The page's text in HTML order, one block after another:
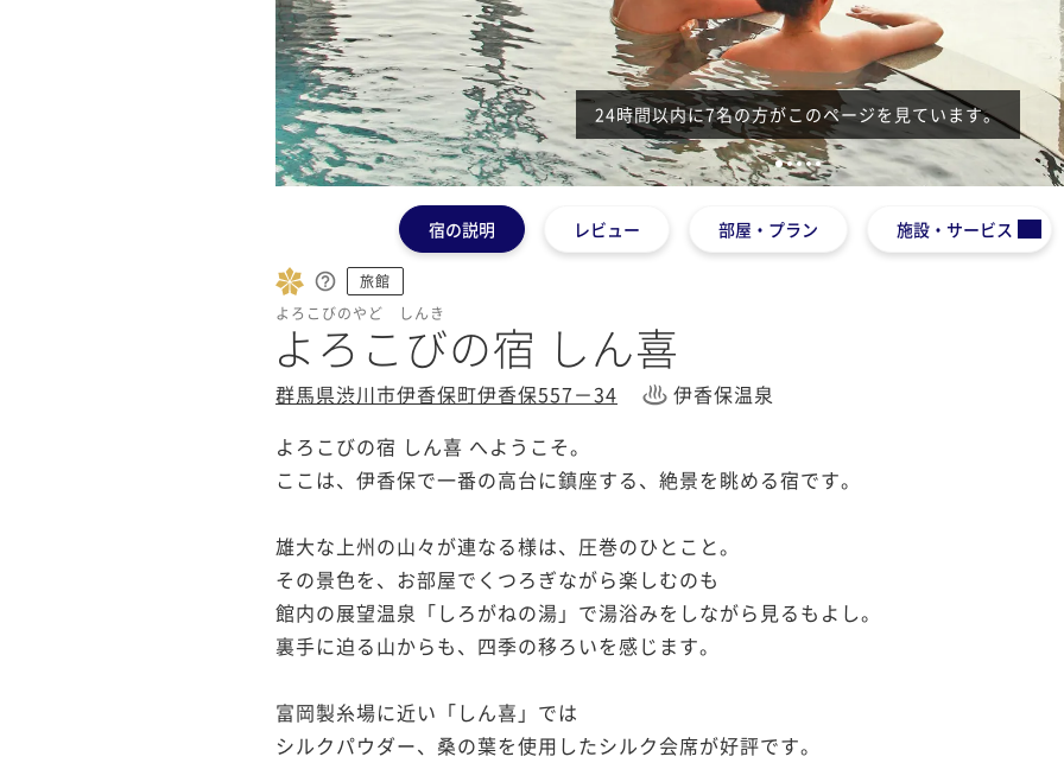
24時間以内に7名の方がこのページを見ています。
1 2345
宿の説明 レビュー 部屋・プラン 施設・サービス
旅館
よろこびのやど しんき
よろこびの宿 しん喜
群馬県渋川市伊香保町伊香保557－34
伊香保温泉
よろこびの宿 しん喜 へようこそ。
ここは、伊香保で一番の高台に鎮座する、絶景を眺める宿です。
雄大な上州の山々が連なる様は、圧巻のひとこと。
その景色を、お部屋でくつろぎながら楽しむのも
館内の展望温泉「しろがねの湯」で湯浴みをしながら見るもよし。
裏手に迫る山からも、四季の移ろいを感じます。
富岡製糸場に近い「しん喜」では
シルクパウダー、桑の葉を使用したシルク会席が好評です。